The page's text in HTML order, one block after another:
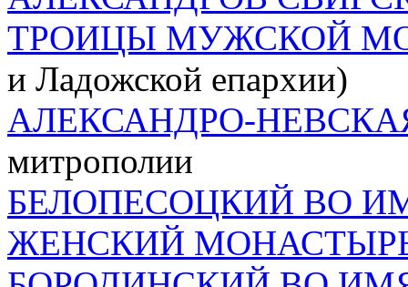
ТРОИЦЫ МУЖСКОЙ
и Ладожской епархии)
АЛЕКСАНДРО-
митрополии
БЕЛОПЕСОЦКИЙ ВО
ЖЕНСКИЙ